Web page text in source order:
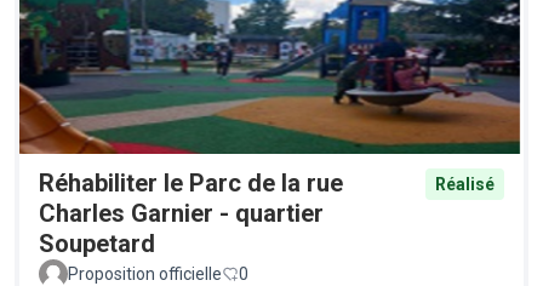
Réhabiliter le Parc de la rue
Charles Garnier - quartier
Soupetard
Réalisé
Proposition officielle 0